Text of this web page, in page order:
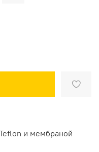
и мембраной